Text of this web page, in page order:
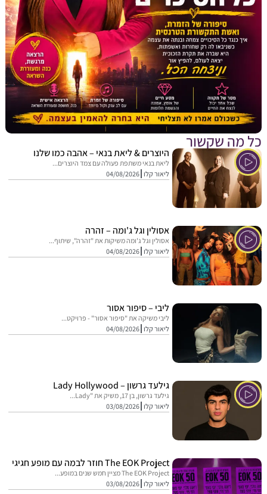
שקשור
היוצרים & ליאת בנאי – אהבה כמו שלנו
ליאת בנאי משתפת פעולה עם צמד היוצרים...
ליאור קלו 04/08/2026
אסולין וגל ג'ומה – זהרה
אסולין וגל ג'ומה משיקות את "זהרה", שיתוף...
ליאור קלו 04/08/2026
ליבי – סיפור אסור
ליבי משיקה את "סיפור אסור" - פרויקט...
ליאור קלו 04/08/2026
גילעד גרשון – Lady Hollywood
גילעד גרשון, בן 17, משיק את "Lady...
ליאור קלו 03/08/2026
The EOK Project חוזר לבמה עם מופע חגיגי
The EOK Project מציין חמש שנים במופע...
ליאור קלו 03/08/2026